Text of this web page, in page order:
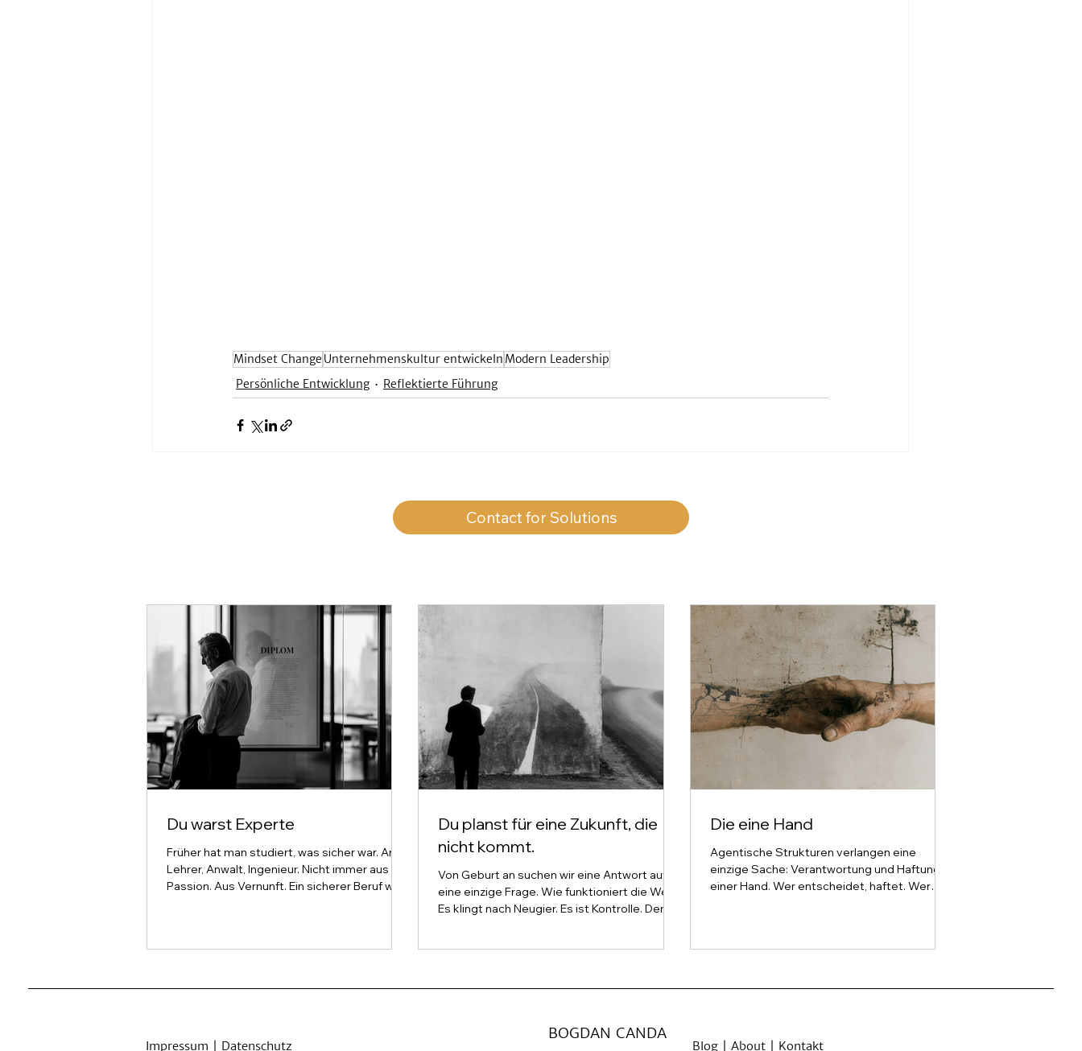
Contact for Solutions
Du warst Experte
Früher hat man studiert, was sicher war. Arzt,
Lehrer, Anwalt, Ingenieur. Nicht immer aus
Passion. Aus Vernunft. Ein sicherer Beruf war
eine ganze Generation stellt die alte Frage
Die Antwort war schnell gefunden. Folge
Du planst für eine Zukunft, die
nicht kommt.
Von Geburt an suchen wir eine Antwort auf
eine einzige Frage. Wie funktioniert die Welt?
Es klingt nach Neugier. Es ist Kontrolle. Denn
Philosophen. Das ist der Montagmorgen in
Forecast. Das Jahresziel, das im Herbst
Die eine Hand
Agentische Strukturen verlangen eine
einzige Sache: Verantwortung und Haftung in
einer Hand. Wer entscheidet, haftet. Wer
Es ist das genaue Gegenteil dessen, worauf
sind Trennmaschinen Eine Organisation ist
Zwecke is
Mindset Change Unternehmenskultur entwickeln Modern Leadership
Persönliche Entwicklung
Reflektierte Führung
BOGDAN CANDA
Blog About Kontakt
Impressum Datenschutz